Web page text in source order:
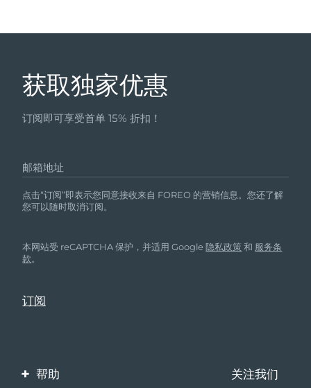
获取独家优惠
订阅即可享受首单 15% 折扣！
邮箱地址
点击“订阅”即表示您同意接收来自 FOREO 的营销信息。您还了解
您可以随时取消订阅。
本网站受 reCAPTCHA 保护，并适用 Google隐私政策 和 服务条
款。
帮助 关注我们